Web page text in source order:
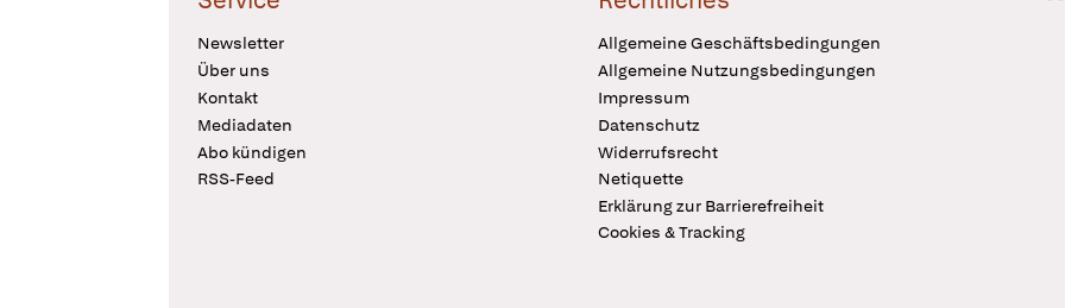
Newsletter
Über uns
Kontakt
Mediadaten
Abo kündigen
RSS-Feed
Allgemeine Geschäftsbedingungen
Allgemeine Nutzungsbedingungen
Impressum
Datenschutz
Widerrufsrecht
Netiquette
Erklärung zur Barrierefreiheit
Cookies & Tracking